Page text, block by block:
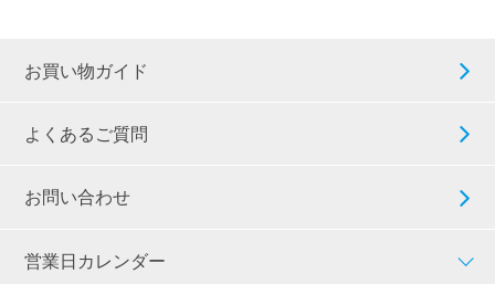
お買い物ガイド
よくあるご質問
お問い合わせ
営業日カレンダー